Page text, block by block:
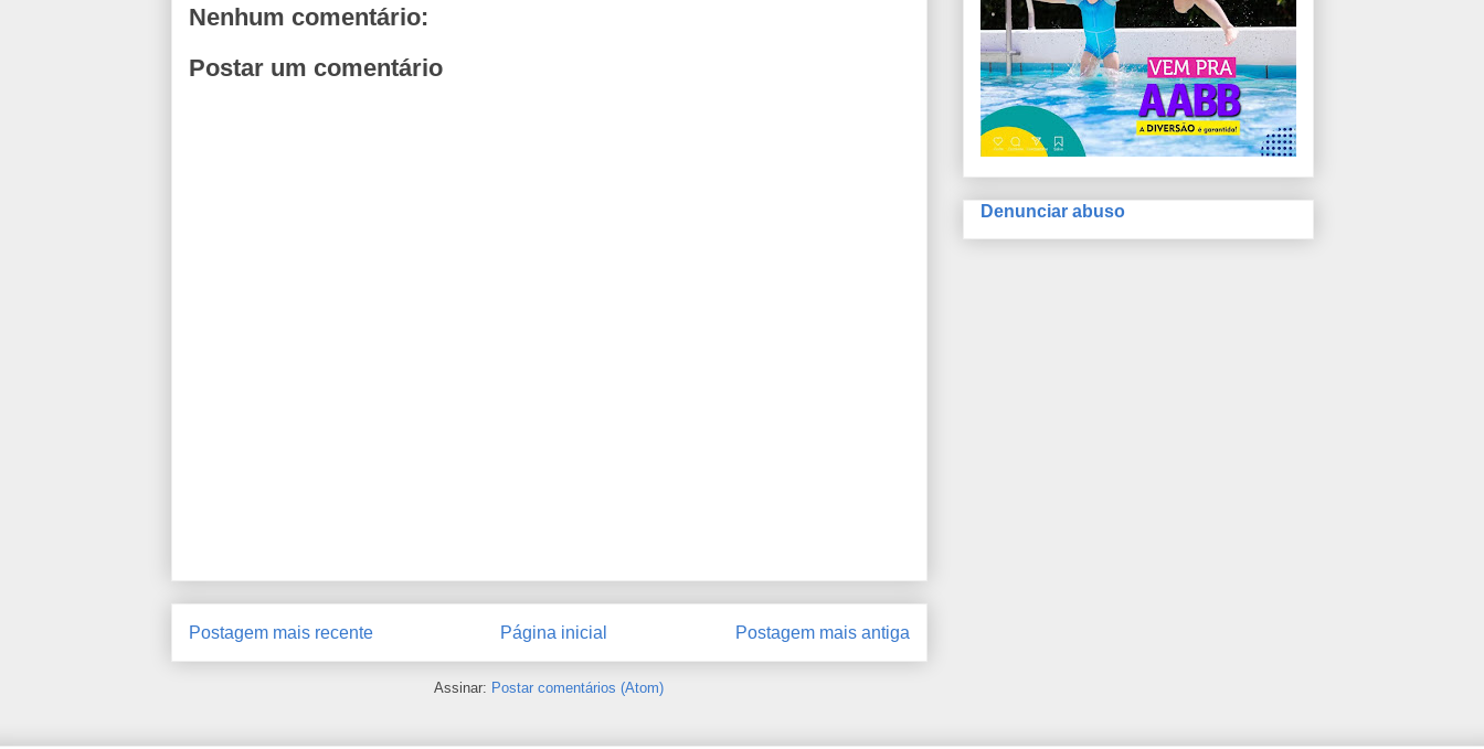
Nenhum comentário:
Postar um comentário
Postagem mais recente Postagem mais antiga
Página inicial
Assinar: Postar comentários (Atom)
Denunciar abuso